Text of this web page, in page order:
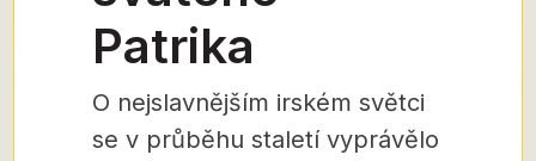
Patrika
O nejslavnějším irském světci
se v průběhu staletí vyprávělo